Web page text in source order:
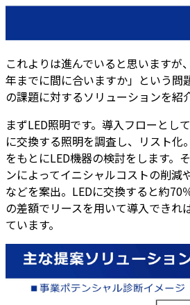
これよりは進んでいると思いますが
年までに間に合いますか」という問
の課題に対するソリューションを紹
まずLED照明です。導入フローとし
に交換する照明を調査し、リスト化
をもとにLED機器の検討をします。
ンによってイニシャルコストの削減
などを案出。LEDに交換すると約70
の差額でリースを用いて導入できれ
ています。